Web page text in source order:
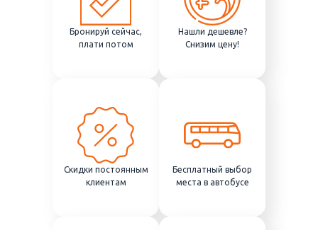
Бронируй сейчас,
плати потом
Нашли дешевле?
Снизим цену!
Скидки постоянным
клиентам
Бесплатный выбор
места в автобусе